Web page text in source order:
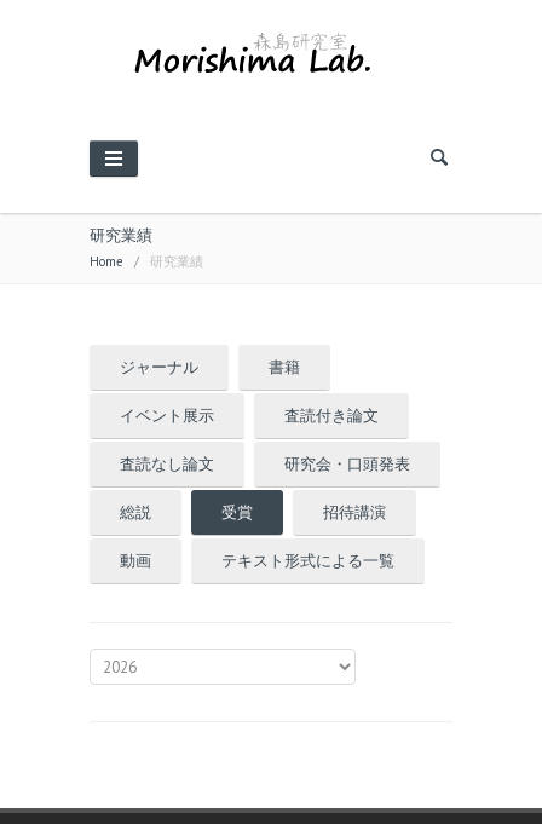
研究業績
Home / 研究業績
ジャーナル 書籍
イベント展示 査読付き論文
査読なし論文 研究会・口頭発表
総説 受賞 招待講演
動画 テキスト形式による一覧